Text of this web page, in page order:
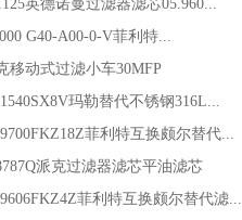
英德诺曼过滤器滤芯05.960...
G40-A00-0-V菲利特...
移动式过滤小车30MFP
玛勒替代不锈钢316L...
菲利特互换颇尔替代...
派克过滤器滤芯平油滤芯
菲利特互换颇尔替代滤...